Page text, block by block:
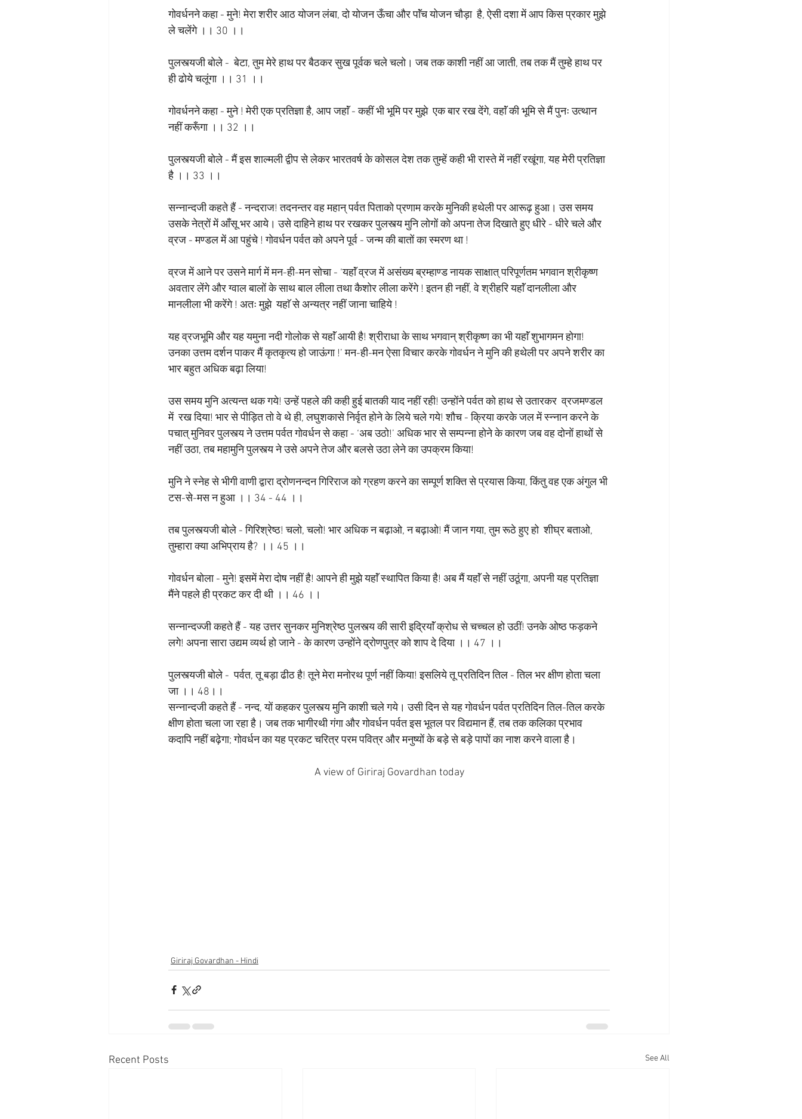
गोवर्धनने कहा - मुने! मेरा शरीर आठ योजन लंबा, दो योजन ऊँचा और पाॅंच योजन चौड़ा  है, ऐसी दशा में आप किस प्रकार मुझे
ले चलेंगे ।। 30 ।।
पुलस्त्यजी बोले -  बेटा, तुम मेरे हाथ पर बैठकर सुख पूर्वक चले चलो। जब तक काशी नहीं आ जाती, तब तक मैं तुम्हे हाथ पर
ही ढोये चलूंगा ।। 31 ।।
गोवर्धनने कहा - मुने ! मेरी एक प्रतिज्ञा है, आप जहाॅं - कहीं भी भूमि पर मुझे  एक बार रख देंगे, वहाॅं की भूमि से मैं पुनः उत्थान
नहीं करूँगा ।। 32 ।।
पुलस्त्यजी बोले - मैं इस शाल्मली द्वीप से लेकर भारतवर्ष के कोसल देश तक तुम्हें कही भी रास्ते में नहीं रखूंगा, यह मेरी प्रतिज्ञा
है ।। 33 ।।
सन्नान्दजी कहते हैं - नन्दराज! तदनन्तर वह महान् पर्वत पिताको प्रणाम करके मुनिकी हथेली पर आरूढ़ हुआ। उस समय
उसके नेत्रों में आँसू भर आये। उसे दाहिने हाथ पर रखकर पुलस्त्य मुनि लोगों को अपना तेज दिखाते हुए धीरे - धीरे चले और
व्रज - मण्डल में आ पहुंचे ! गोवर्धन पर्वत को अपने पूर्व - जन्म की बातों का स्मरण था !
व्रज में आने पर उसने मार्ग में मन-ही-मन सोचा - ‘यहाॅं व्रज में असंख्य ब्रम्हाण्ड नायक साक्षात् परिपूर्णतम भगवान श्रीकृष्ण
अवतार लेंगे और ग्वाल बालों के साथ बाल लीला तथा कैशोर लीला करेंगे ! इतन ही नहीं, वे श्रीहरि यहाॅं दानलीला और
मानलीला भी करेंगे ! अतः मुझे  यहाॅ से अन्यत्र नहीं जाना चाहिये !
यह व्रजभूमि और यह यमुना नदी गोलोक से यहाॅं आयी है! श्रीराधा के साथ भगवान् श्रीकृष्ण का भी यहाॅं शुभागमन होगा!
उनका उत्तम दर्शन पाकर मैं कृतकृत्य हो जाऊंगा !’ मन-ही-मन ऐसा विचार करके गोवर्धन ने मुनि की हथेली पर अपने शरीर का
भार बहुत अधिक बढ़ा लिया!
उस समय मुनि अत्यन्त थक गये! उन्हें पहले की कही हुई बातकी याद नहीं रही! उन्होंने पर्वत को हाथ से उतारकर  व्रजमण्डल
में  रख दिया! भार से पीड़ित तो वे थे ही, लघुशकासे निर्वृत होने के लिये चले गये! शौच - क्रिया करके जल में स्न्नान करने के
पचात् मुनिवर पुलस्त्य ने उत्तम पर्वत गोवर्धन से कहा - ‘अब उठो!’ अधिक भार से सम्पन्ना होने के कारण जब वह दोनों हाथों से
नहीं उठा, तब महामुनि पुलस्त्य ने उसे अपने तेज और बलसे उठा लेने का उपक्रम किया!
मुनि ने स्नेह से भीगी वाणी द्वारा द्रोणनन्दन गिरिराज को ग्रहण करने का सम्पूर्ण शक्ति से प्रयास किया, किंतु वह एक अंगुल भी
टस-से-मस न हुआ ।। 34 - 44 ।।
तब पुलस्त्यजी बोले - गिरिश्रेष्ठ! चलो, चलो! भार अधिक न बढ़ाओ, न बढ़ाओ! मैं जान गया, तुम रूठे हुए हो  शीघ्र बताओ,
तुम्हारा क्या अभिप्राय है? ।। 45 ।।
गोवर्धन बोला - मुने! इसमें मेरा दोष नहीं है! आपने ही मुझे यहाॅं स्थापित किया है! अब मैं यहाॅं से नहीं उठूंगा, अपनी यह प्रतिज्ञा
मैंने पहले ही प्रकट कर दी थी ।। 46 ।।
सन्नान्दज्जी कहते हैं - यह उत्तर सुनकर मुनिश्रेष्ठ पुलस्त्य की सारी इद्रियाॅं क्रोध से चच्चल हो उठीं! उनके ओष्ठ फड़कने
लगे! अपना सारा उद्यम व्यर्थ हो जाने - के कारण उन्होंने द्रोणपुत्र को शाप दे दिया ।। 47 ।।
पुलस्त्यजी बोले -  पर्वत, तू बड़ा ढीठ है! तूने मेरा मनोरथ पूर्ण नहीं किया! इसलिये तू प्रतिदिन तिल - तिल भर क्षीण होता चला
जा ।। 48।।
सन्नान्दजी कहते हैं - नन्द, यों कहकर पुलस्त्य मुनि काशी चले गये। उसी दिन से यह गोवर्धन पर्वत प्रतिदिन तिल-तिल करके
क्षीण होता चला जा रहा है। जब तक भागीरथी गंगा और गोवर्धन पर्वत इस भूतल पर विद्यमान हैं, तब तक कलिका प्रभाव
कदापि नहीं बढ़ेगा; गोवर्धन का यह प्रकट चरित्र परम पवित्र और मनुष्यों के बड़े से बड़े पापों का नाश करने वाला है।
A view of Giriraj Govardhan today
Giriraj Govardhan - Hindi
Recent Posts See All